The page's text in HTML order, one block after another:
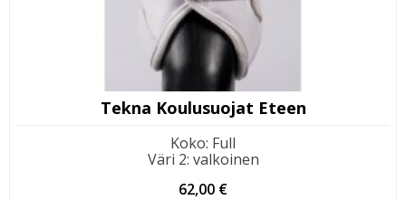
Tekna Koulusuojat Eteen
Koko: Full
Väri 2: valkoinen
62,00 €